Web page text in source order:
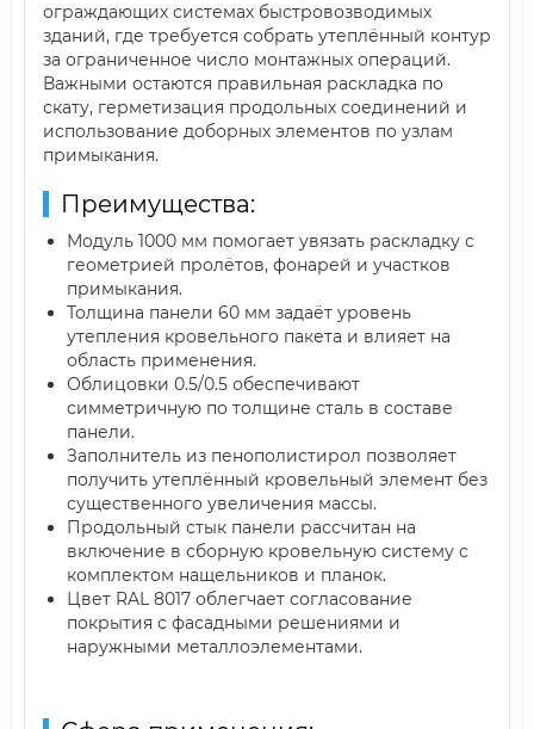
ограждающих системах быстровозводимых
зданий, где требуется собрать утеплённый контур
за ограниченное число монтажных операций.
Важными остаются правильная раскладка по
скату, герметизация продольных соединений и
использование доборных элементов по узлам
примыкания.
Преимущества:
Модуль 1000 мм помогает увязать раскладку с
геометрией пролётов, фонарей и участков
примыкания.
Толщина панели 60 мм задаёт уровень
утепления кровельного пакета и влияет на
область применения.
Облицовки 0.5/0.5 обеспечивают
симметричную по толщине сталь в составе
панели.
Заполнитель из пенополистирол позволяет
получить утеплённый кровельный элемент без
существенного увеличения массы.
Продольный стык панели рассчитан на
включение в сборную кровельную систему с
комплектом нащельников и планок.
Цвет RAL 8017 облегчает согласование
покрытия с фасадными решениями и
наружными металлоэлементами.